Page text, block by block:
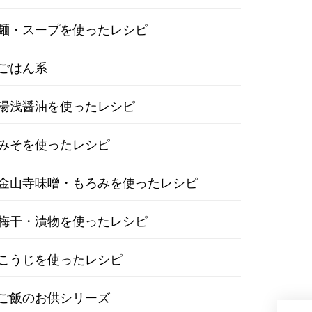
・スープを使ったレシピ
はん系
浅醤油を使ったレシピ
そを使ったレシピ
山寺味噌・もろみを使ったレシピ
干・漬物を使ったレシピ
うじを使ったレシピ
飯のお供シリーズ